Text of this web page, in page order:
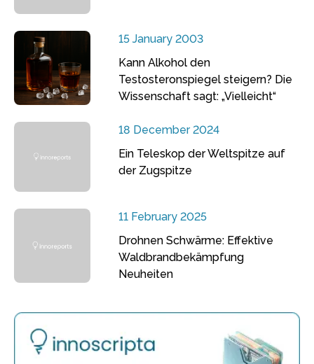
15 January 2003
Kann Alkohol den
Testosteronspiegel steigern? Die
Wissenschaft sagt: „Vielleicht“
18 December 2024
Ein Teleskop der Weltspitze auf
der Zugspitze
11 February 2025
Drohnen Schwärme: Effektive
Waldbrandbekämpfung
Neuheiten